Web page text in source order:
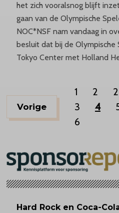
het zich vooralsnog blijft
gaan van de Olympische
NOC*NSF nam vandaag in
besluit dat bij de Olympische
Tokyo Center met Holland
Vorige
1 2
2
3
4
6
Hard Rock en Coca-